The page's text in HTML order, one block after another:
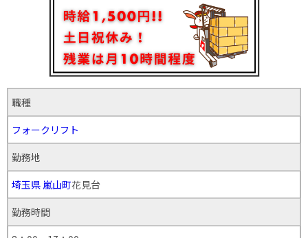
職種
フォークリフト
勤務地
埼玉県 嵐山町花見台
勤務時間